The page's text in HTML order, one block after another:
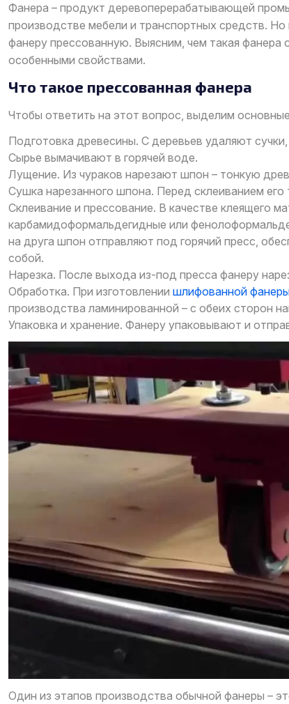
Фанера – продукт деревоперерабатывающей
производстве мебели и транспортных средств.
фанеру прессованную. Выясним, чем такая фанера
особенными свойствами.
Что такое прессованная фанера
Чтобы ответить на этот вопрос, выделим
Подготовка древесины. С деревьев удаляют
Сырье вымачивают в горячей воде.
Лущение. Из чураков нарезают шпон – тонкую
Сушка нарезанного шпона. Перед склеиванием
Склеивание и прессование. В качестве клеящего
карбамидоформальдегидные или
на друга шпон отправляют под горячий пресс,
собой.
Нарезка. После выхода из-под пресса фанеру
Обработка. При изготовлении шлифованной
производства ламинированной – с обеих сторон
Упаковка и хранение. Фанеру упаковывают и
Один из этапов производства обычной фанеры –